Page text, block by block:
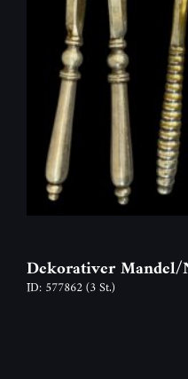
Dekorativer Mandel/
ID: 577862(3 St.)